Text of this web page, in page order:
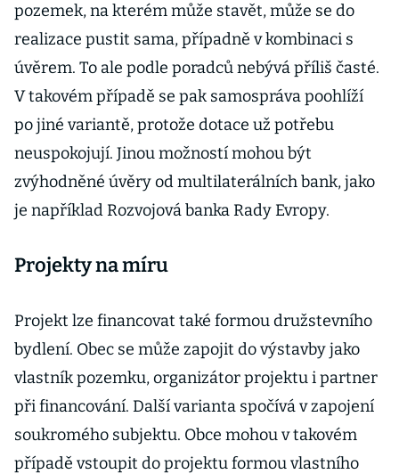
pozemek, na kterém může stavět, může se do
realizace pustit sama, případně v kombinaci s
úvěrem. To ale podle poradců nebývá příliš časté.
V takovém případě se pak samospráva poohlíží
po jiné variantě, protože dotace už potřebu
neuspokojují. Jinou možností mohou být
zvýhodněné úvěry od multilaterálních bank, jako
je například Rozvojová banka Rady Evropy.
Projekty na míru
Projekt lze financovat také formou družstevního
bydlení. Obec se může zapojit do výstavby jako
vlastník pozemku, organizátor projektu i partner
při financování. Další varianta spočívá v zapojení
soukromého subjektu. Obce mohou v takovém
případě vstoupit do projektu formou vlastního